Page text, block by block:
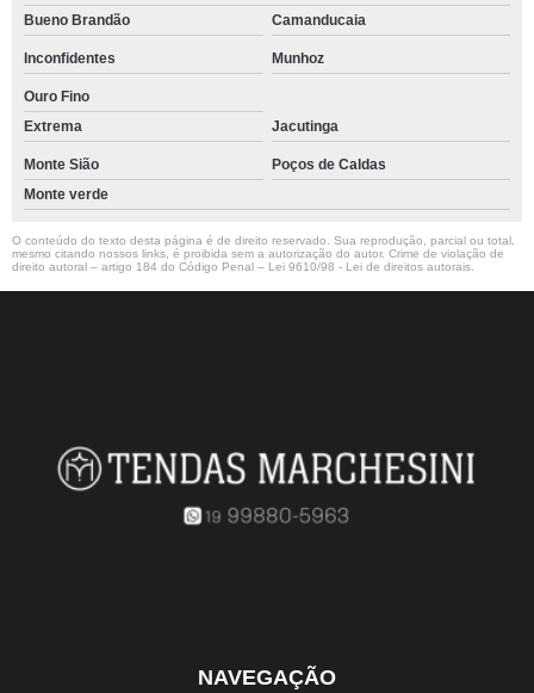
Bueno Brandão
Camanducaia
Inconfidentes Munhoz
Ouro Fino
Extrema
Jacutinga
Monte Sião
Poços de Caldas
Monte verde
O conteúdo do texto desta página é de direito reservado. Sua reprodução, parcial ou total,
mesmo citando nossos links, é proibida sem a autorização do autor. Crime de violação de
direito autoral – artigo 184 do Código Penal – Lei 9610/98 - Lei de direitos autorais
NAVEGAÇÃO